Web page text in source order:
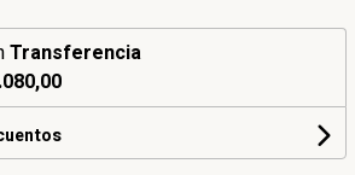
Transferencia